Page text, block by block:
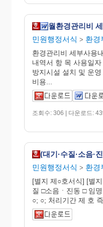
월환경관리비
민원행정서식 > 환경
환경관리비 세부사용
내역서 항 목 사용일
방지시설 설치 및 운
비용...
조회수: 306 | 다운로드:
민원행정서식 > 환경
[별지 제○호서식] [별
질 □소음ㆍ진동 □ 임
○; ○; 처리기간 제 호 즉